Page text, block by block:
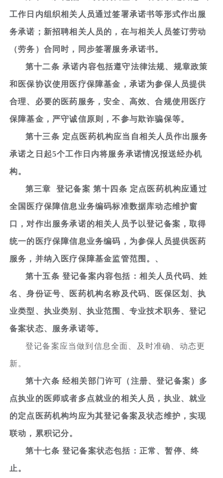
工作日内组织相关人员通过签署承诺书等形式作出服
务承诺；新招聘相关人员的，在与相关人员签订劳动
（劳务）合同时，同步签署服务承诺书。
第十二条 承诺内容包括遵守法律法规、规章政策
和医保协议使用医疗保障基金，承诺为参保人员提供
合理、必要的医药服务，安全、高效、合规使用医疗
保障基金，严守诚信原则，不参与欺诈骗保等。
第十三条 定点医药机构应当自相关人员作出服务
承诺之日起5个工作日内将服务承诺情况报送经办机
构。
第三章 登记备案 第十四条 定点医药机构应通过
全国医疗保障信息业务编码标准数据库动态维护窗
口，对作出服务承诺的相关人员予以登记备案，取得
统一的医疗保障信息业务编码，为参保人员提供医药
服务，并纳入医疗保障基金监管范围。、
第十五条 登记备案内容包括：相关人员代码、姓
名、身份证号、医药机构名称及代码、医保区划、执
业类型、执业类别、执业范围、专业技术职务、登记
备案状态、服务承诺等。
登记备案应当做到信息全面、及时准确、动态更
新。
第十六条 经相关部门许可（注册、登记备案）多
点执业的医师或者多点就业的相关人员，执业、就业
的定点医药机构均应为其登记备案及状态维护，实现
联动，累积记分。
第十七条 登记备案状态包括：正常、暂停、终
止。